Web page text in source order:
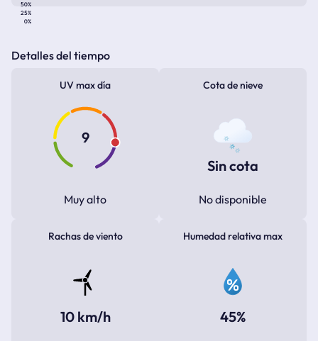
50%
25%
0%
Detalles del tiempo
UV max día
9
Muy alto
Cota de nieve
Sin cota
No disponible
Rachas de viento
10 km/h
Humedad relativa max
45%